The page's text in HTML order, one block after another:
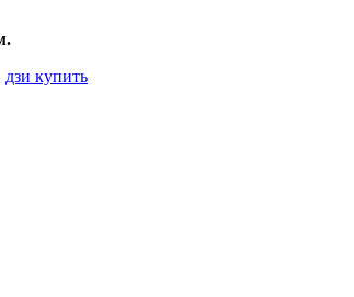
дзи купить